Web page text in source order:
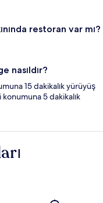
restoran var mı?
nasıldır?
15 dakikalık yürüyüş
konumuna 5 dakikalık